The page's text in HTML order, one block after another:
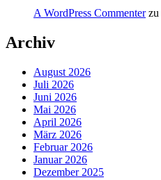
A WordPress Commenterzu
Archiv
August 2026
Juli 2026
Juni 2026
Mai 2026
April 2026
März 2026
Februar 2026
Januar 2026
Dezember 2025